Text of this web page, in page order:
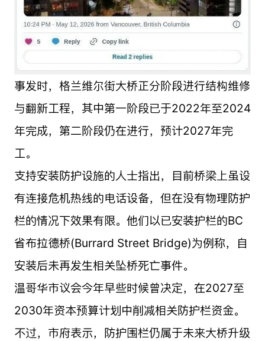
事发时，格兰维尔街大桥正分阶段进行结构维修
与翻新工程，其中第一阶段已于2022年至2024
年完成，第二阶段仍在进行，预计2027年完
工。
支持安装防护设施的人士指出，目前桥梁上虽设
有连接危机热线的电话设备，但在没有物理防护
栏的情况下效果有限。他们以已安装护栏的BC
省布拉德桥(Burrard Street Bridge)为例称，自
安装后未再发生相关坠桥死亡事件。
温哥华市议会今年早些时候曾决定，在2027至
2030年资本预算计划中削减相关防护栏资金。
不过，市府表示，防护围栏仍属于未来大桥升级